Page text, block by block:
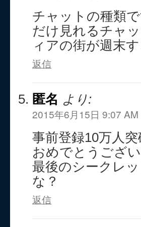
チャットの種類
だけ見れるチャ
ィアの街が週末
返信
匿名 より:
2015年6月15日 9:07 AM
事前登録10万人
おめでとうござい
最後のシークレ
な？
返信